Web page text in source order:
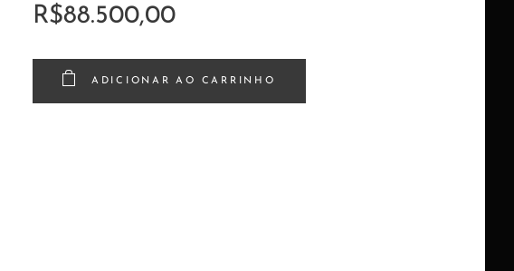
R$88.500,00
ADICIONAR AO CARRINHO